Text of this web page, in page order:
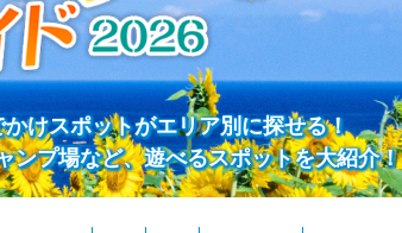
けスポットがエリア別に探せる！
ンプ場など、遊べるスポットを大紹介！